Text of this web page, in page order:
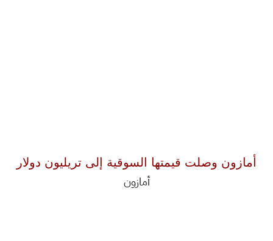
أمازون وصلت قيمتها السوقية إلى تريليون دولار
أمازون